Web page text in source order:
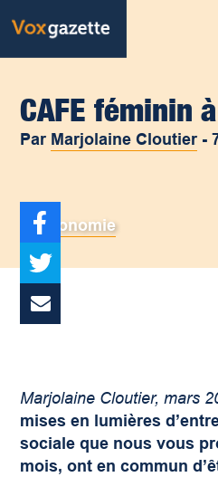
CAFE féminin
Par Marjolaine Cloutier -
Économie
Marjolaine Cloutier, mars
mises en lumières
sociale que nous vous
mois, ont en commun